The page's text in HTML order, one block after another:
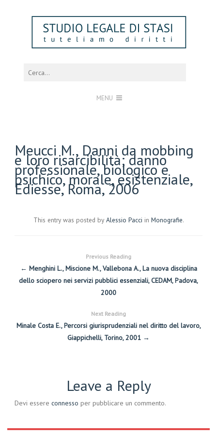
MENU
Meucci M., Danni da mobbing
e loro risarcibilità; danno
professionale, biologico e
psichico, morale, esistenziale,
Ediesse, Roma, 2006
This entry was posted by Alessio Pacci in Monografie.
Previous Reading
← Menghini L., Miscione M., Vallebona A., La nuova disciplina
dello sciopero nei servizi pubblici essenziali, CEDAM, Padova,
2000
Next Reading
Minale Costa E., Percorsi giurisprudenziali nel diritto del lavoro,
Giappichelli, Torino, 2001 →
Leave a Reply
Devi essere connesso per pubblicare un commento.